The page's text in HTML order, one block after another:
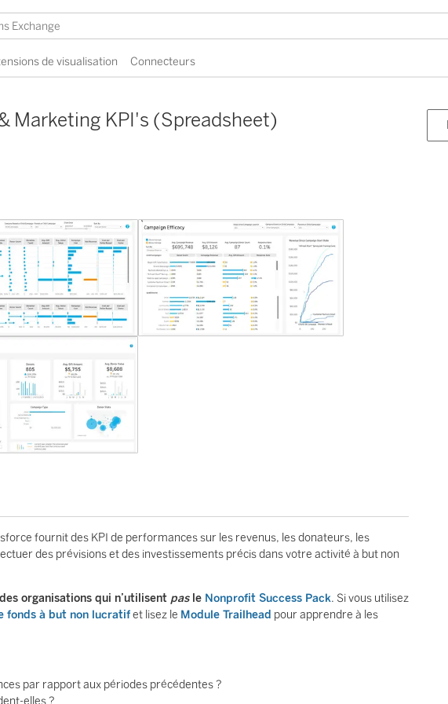
de visualisation Connecteurs
Marketing KPI's (Spreadsheet)
fournit des KPI de performances sur les revenus, les donateurs, les
des prévisions et des investissements précis dans votre activité à but non
organisations qui n’utilisent pasle Nonprofit Success Pack. Si vous utilisez
fonds à but non lucratifet lisez le Module Trailhead pour apprendre à les
par rapport aux périodes précédentes ?
elles ?